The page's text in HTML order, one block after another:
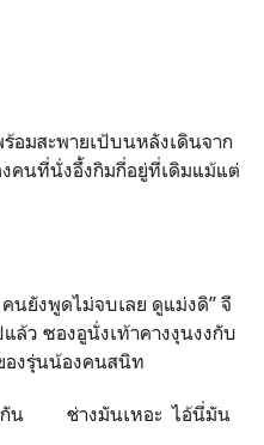
สะพายเป้บนหลังเดินจาก
คนที่นั่งอึ้งกิมกี่อยู่ที่เดิมแม้แต่
งพูดไม่จบเลย ดูแม่งดิ” จี
ล้ว ซองอูนั่งเท้าคางงุนงงกับ
องรุ่นน้องคนสนิท
น ช่างมันเหอะ ไอ้นี่มัน